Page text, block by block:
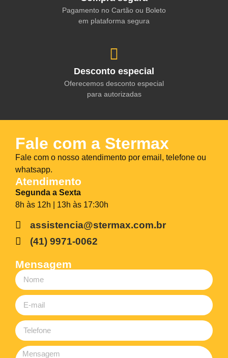
Pagamento no Cartão ou Boleto
em plataforma segura
Desconto especial
Oferecemos desconto especial
para autorizadas
Fale com a Stermax
Fale com o nosso atendimento por email, telefone ou
whatsapp.
Atendimento
Segunda a Sexta
8h às 12h | 13h às 17:30h
assistencia@stermax.com.br
(41) 9971-0062
Mensagem